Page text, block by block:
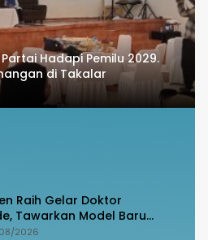
Hadapi Pemilu 2029.
di Takalar
Raih Gelar Doktor
Tawarkan Model Baru
Suap Berbasis Keadilan
2026